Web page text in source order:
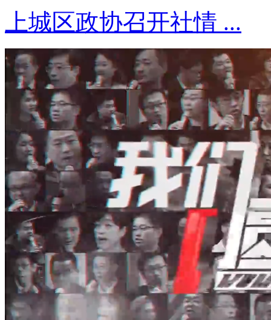
上城区政协召开社情 ...